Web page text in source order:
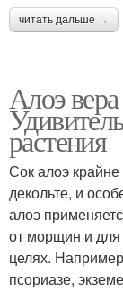
читать дальше →
Алоэ
растения
Сок алоэ
декольте, и
алоэ
от морщин и
целях.
псориазе,